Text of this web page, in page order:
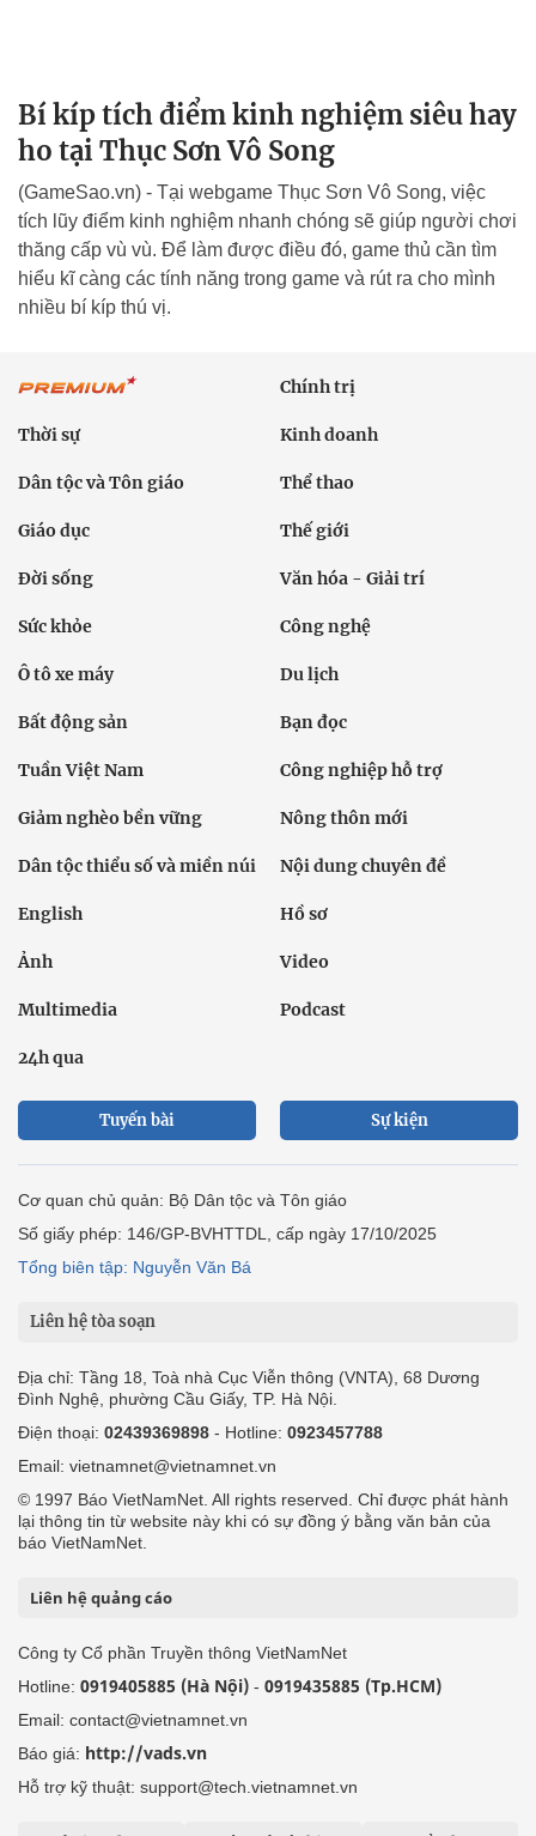
Bí kíp tích điểm kinh nghiệm siêu hay
ho tại Thục Sơn Vô Song
(GameSao.vn) - Tại webgame Thục Sơn Vô Song, việc
tích lũy điểm kinh nghiệm nhanh chóng sẽ giúp người chơi
thăng cấp vù vù. Để làm được điều đó, game thủ cần tìm
hiểu kĩ càng các tính năng trong game và rút ra cho mình
nhiều bí kíp thú vị.
Chính trị
Thời sự Kinh doanh
Dân tộc và Tôn giáo Thể thao
Giáo dục Thế giới
Đời sống Văn hóa - Giải trí
Sức khỏe Công nghệ
Ô tô xe máy Du lịch
Bất động sản Bạn đọc
Tuần Việt Nam Công nghiệp hỗ trợ
Giảm nghèo bền vững Nông thôn mới
Dân tộc thiểu số và miền núi Nội dung chuyên đề
English Hồ sơ
Ảnh Video
Multimedia Podcast
24h qua
Tuyến bài Sự kiện
Cơ quan chủ quản: Bộ Dân tộc và Tôn giáo
Số giấy phép: 146/GP-BVHTTDL, cấp ngày 17/10/2025
Tổng biên tập: Nguyễn Văn Bá
Liên hệ tòa soạn
Địa chỉ: Tầng 18, Toà nhà Cục Viễn thông (VNTA), 68 Dương
Đình Nghệ, phường Cầu Giấy, TP. Hà Nội.
Điện thoại: 02439369898 - Hotline: 0923457788
Email: vietnamnet@vietnamnet.vn
© 1997 Báo VietNamNet. All rights reserved. Chỉ được phát hành
lại thông tin từ website này khi có sự đồng ý bằng văn bản của
báo VietNamNet.
Liên hệ quảng cáo
Công ty Cổ phần Truyền thông VietNamNet
Hotline: 0919405885 (Hà Nội) - 0919435885 (Tp.HCM)
Email: contact@vietnamnet.vn
Báo giá: http://vads.vn
Hỗ trợ kỹ thuật: support@tech.vietnamnet.vn